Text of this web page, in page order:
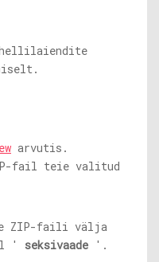
arvutis.
fail teie valitud
ZIP-faili välja
' seksivaade '.